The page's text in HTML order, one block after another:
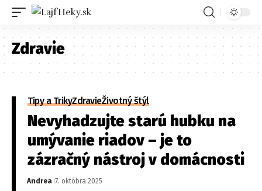
Zdravie
Tipy a TrikyZdravieŽivotný štýl
Nevyhadzujte starú hubku na
umývanie riadov – je to
zázračný nástroj v domácnosti
Andrea 7. októbra 2025